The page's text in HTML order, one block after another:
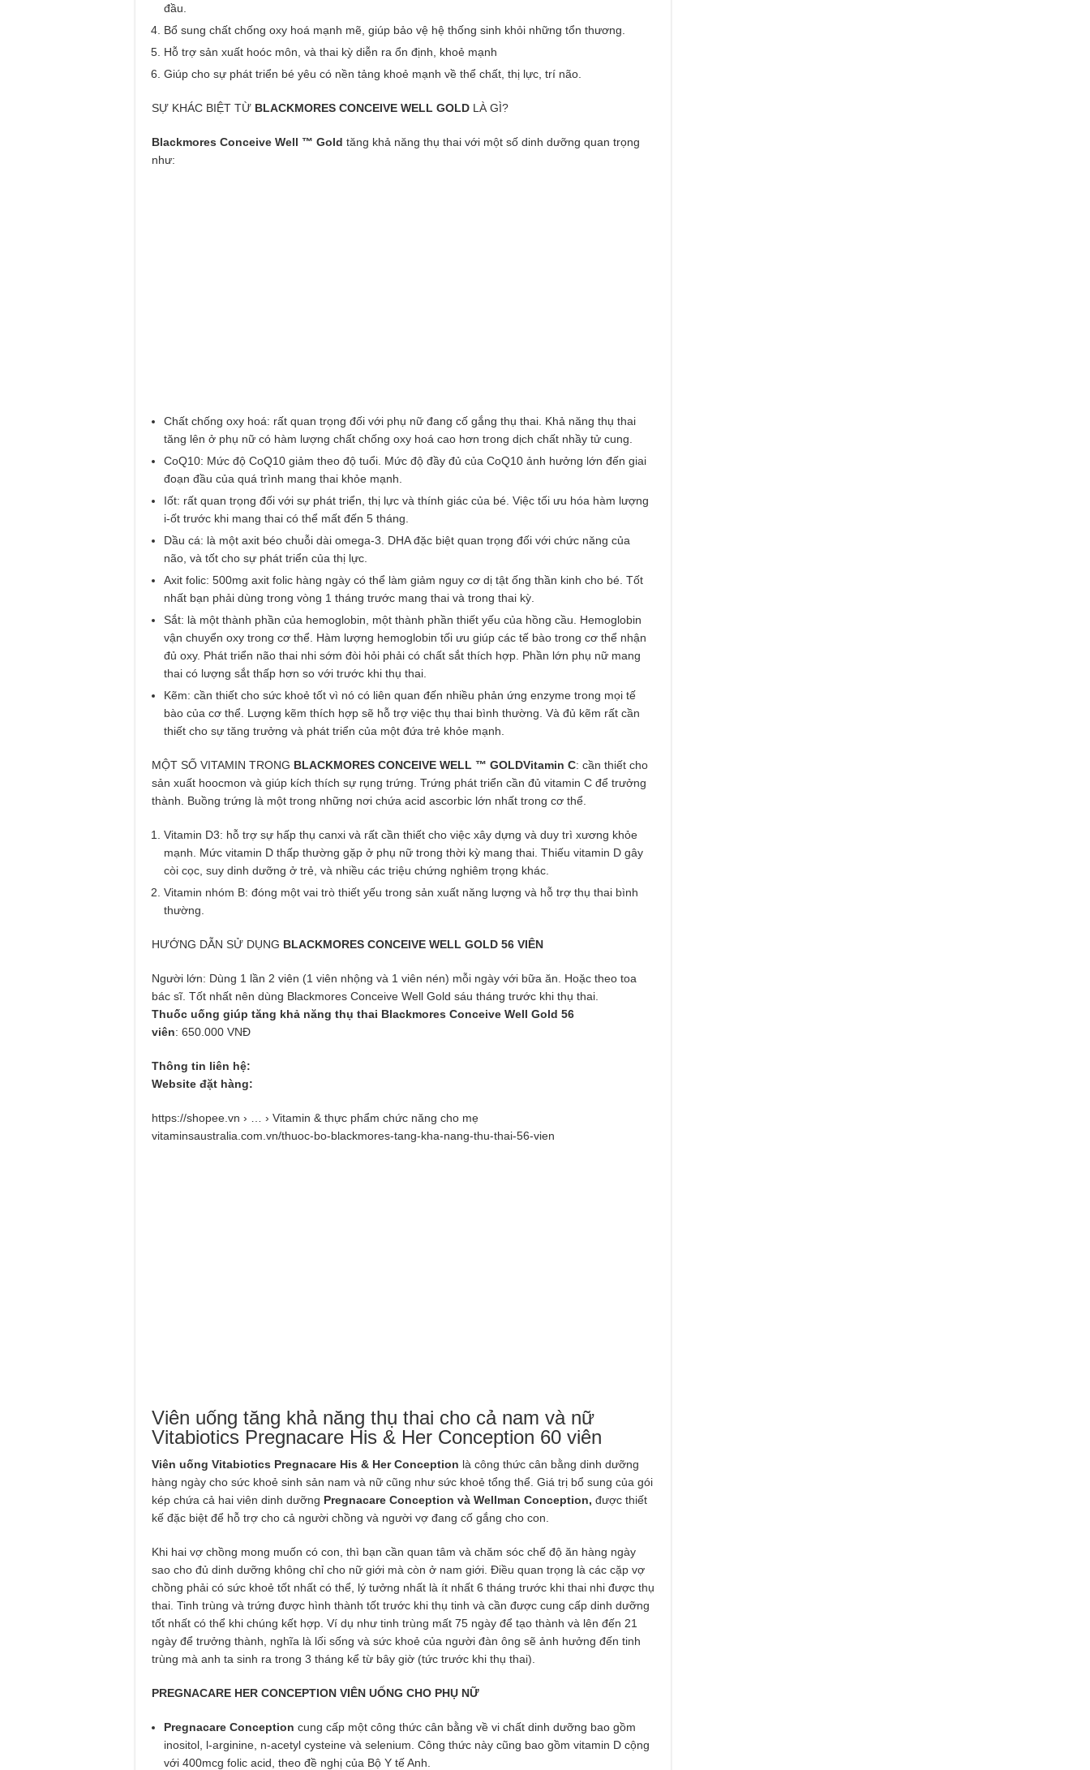
đầu.
Bổ sung chất chống oxy hoá mạnh mẽ, giúp bảo vệ hệ thống sinh khỏi những tổn thương.
Hỗ trợ sản xuất hoóc môn, và thai kỳ diễn ra ổn định, khoẻ mạnh
Giúp cho sự phát triển bé yêu có nền tảng khoẻ mạnh về thể chất, thị lực, trí não.
SỰ KHÁC BIỆT TỪ BLACKMORES CONCEIVE WELL GOLD LÀ GÌ?
Blackmores Conceive Well ™ Gold tăng khả năng thụ thai với một số dinh dưỡng quan trọng
như:
Chất chống oxy hoá: rất quan trọng đối với phụ nữ đang cố gắng thụ thai. Khả năng thụ thai
tăng lên ở phụ nữ có hàm lượng chất chống oxy hoá cao hơn trong dịch chất nhầy tử cung.
CoQ10: Mức độ CoQ10 giảm theo độ tuổi. Mức độ đầy đủ của CoQ10 ảnh hưởng lớn đến giai
đoạn đầu của quá trình mang thai khỏe mạnh.
Iốt: rất quan trọng đối với sự phát triển, thị lực và thính giác của bé. Việc tối ưu hóa hàm lượng
i-ốt trước khi mang thai có thể mất đến 5 tháng.
Dầu cá: là một axit béo chuỗi dài omega-3. DHA đặc biệt quan trọng đối với chức năng của
não, và tốt cho sự phát triển của thị lực.
Axit folic: 500mg axit folic hàng ngày có thể làm giảm nguy cơ dị tật ống thần kinh cho bé. Tốt
nhất bạn phải dùng trong vòng 1 tháng trước mang thai và trong thai kỳ.
Sắt: là một thành phần của hemoglobin, một thành phần thiết yếu của hồng cầu. Hemoglobin
vận chuyển oxy trong cơ thể. Hàm lượng hemoglobin tối ưu giúp các tế bào trong cơ thể nhận
đủ oxy. Phát triển não thai nhi sớm đòi hỏi phải có chất sắt thích hợp. Phần lớn phụ nữ mang
thai có lượng sắt thấp hơn so với trước khi thụ thai.
Kẽm: cần thiết cho sức khoẻ tốt vì nó có liên quan đến nhiều phản ứng enzyme trong mọi tế
bào của cơ thể. Lượng kẽm thích hợp sẽ hỗ trợ việc thụ thai bình thường. Và đủ kẽm rất cần
thiết cho sự tăng trưởng và phát triển của một đứa trẻ khỏe mạnh.
MỘT SỐ VITAMIN TRONG BLACKMORES CONCEIVE WELL ™ GOLDVitamin C: cần thiết cho
sản xuất hoocmon và giúp kích thích sự rụng trứng. Trứng phát triển cần đủ vitamin C để trưởng
thành. Buồng trứng là một trong những nơi chứa acid ascorbic lớn nhất trong cơ thể.
Vitamin D3: hỗ trợ sự hấp thụ canxi và rất cần thiết cho việc xây dựng và duy trì xương khỏe
mạnh. Mức vitamin D thấp thường gặp ở phụ nữ trong thời kỳ mang thai. Thiếu vitamin D gây
còi cọc, suy dinh dưỡng ở trẻ, và nhiều các triệu chứng nghiêm trọng khác.
Vitamin nhóm B: đóng một vai trò thiết yếu trong sản xuất năng lượng và hỗ trợ thụ thai bình
thường.
HƯỚNG DẪN SỬ DỤNG BLACKMORES CONCEIVE WELL GOLD 56 VIÊN
Người lớn: Dùng 1 lần 2 viên (1 viên nhộng và 1 viên nén) mỗi ngày với bữa ăn. Hoặc theo toa
bác sĩ. Tốt nhất nên dùng Blackmores Conceive Well Gold sáu tháng trước khi thụ thai.
Thuốc uống giúp tăng khả năng thụ thai Blackmores Conceive Well Gold 56
viên: 650.000 VNĐ
Thông tin liên hệ:
Website đặt hàng:
https://shopee.vn › … › Vitamin & thực phẩm chức năng cho mẹ
vitaminsaustralia.com.vn/thuoc-bo-blackmores-tang-kha-nang-thu-thai-56-vien
Viên uống tăng khả năng thụ thai cho cả nam và nữ
Vitabiotics Pregnacare His & Her Conception 60 viên
Viên uống Vitabiotics Pregnacare His & Her Conception là công thức cân bằng dinh dưỡng
hàng ngày cho sức khoẻ sinh sản nam và nữ cũng như sức khoẻ tổng thể. Giá trị bổ sung của gói
kép chứa cả hai viên dinh dưỡng Pregnacare Conception và Wellman Conception, được thiết
kế đặc biệt để hỗ trợ cho cả người chồng và người vợ đang cố gắng cho con.
Khi hai vợ chồng mong muốn có con, thì bạn cần quan tâm và chăm sóc chế độ ăn hàng ngày
sao cho đủ dinh dưỡng không chỉ cho nữ giới mà còn ở nam giới. Điều quan trọng là các cặp vợ
chồng phải có sức khoẻ tốt nhất có thể, lý tưởng nhất là ít nhất 6 tháng trước khi thai nhi được thụ
thai. Tinh trùng và trứng được hình thành tốt trước khi thụ tinh và cần được cung cấp dinh dưỡng
tốt nhất có thể khi chúng kết hợp. Ví dụ như tinh trùng mất 75 ngày để tạo thành và lên đến 21
ngày để trưởng thành, nghĩa là lối sống và sức khoẻ của người đàn ông sẽ ảnh hưởng đến tinh
trùng mà anh ta sinh ra trong 3 tháng kể từ bây giờ (tức trước khi thụ thai).
PREGNACARE HER CONCEPTION VIÊN UỐNG CHO PHỤ NỮ
Pregnacare Conception cung cấp một công thức cân bằng về vi chất dinh dưỡng bao gồm
inositol, l-arginine, n-acetyl cysteine và selenium. Công thức này cũng bao gồm vitamin D cộng
với 400mcg folic acid, theo đề nghị của Bộ Y tế Anh.